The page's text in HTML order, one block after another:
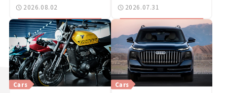
2026.08.02
ポルシェの走り。
2026.07.31
Cars Cars